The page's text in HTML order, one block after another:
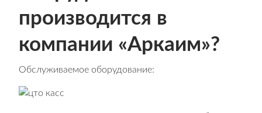
производится в
компании «Аркаим»?
Обслуживаемое оборудование: